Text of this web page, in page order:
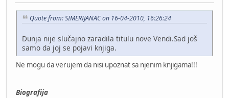
Quote from: SIMERIJANAC on 16-04-2010, 16:26:24
Dunja nije slučajno zaradila titulu nove Vendi.Sad još
samo da joj se pojavi knjiga.
Ne mogu da verujem da nisi upoznat sa njenim knjigama!!!
Biografija